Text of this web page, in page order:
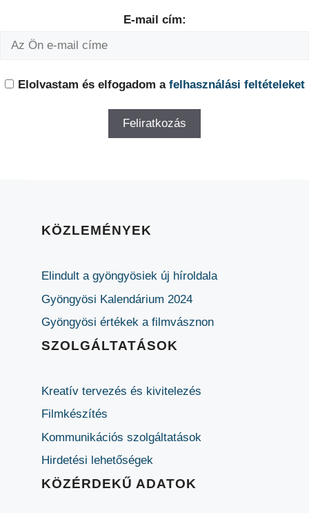
E-mail cím:
Elolvastam és elfogadom a felhasználási feltételeket
KÖZLEMÉNYEK
Elindult a gyöngyösiek új híroldala
Gyöngyösi Kalendárium 2024
Gyöngyösi értékek a filmvásznon
SZOLGÁLTATÁSOK
Kreatív tervezés és kivitelezés
Filmkészítés
Kommunikációs szolgáltatások
Hirdetési lehetőségek
KÖZÉRDEKŰ ADATOK